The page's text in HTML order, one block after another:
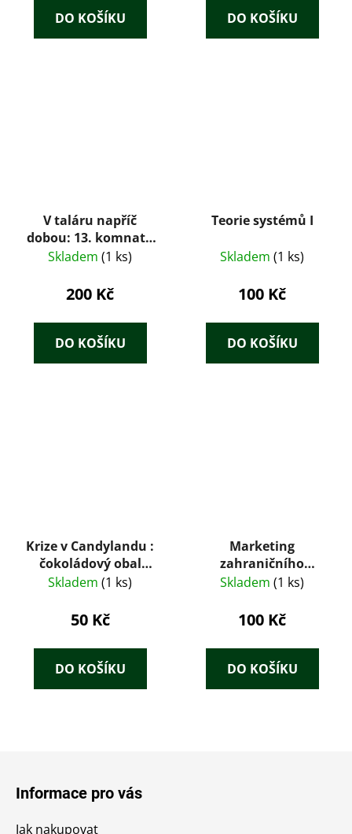
DO KOŠÍKU DO KOŠÍKU
V taláru napříč
dobou: 13. komnata
české justice
Skladem (1 ks)
200 Kč
DO KOŠÍKU
Teorie systémů I
Skladem (1 ks)
100 Kč
DO KOŠÍKU
Krize v Candylandu :
čokoládový obal
rodinného klanu
Skladem (1 ks)
50 Kč
DO KOŠÍKU
Marketing
zahraničního
obchodu : Manuál
Díl 1
Skladem (1 ks)
100 Kč
DO KOŠÍKU
Informace pro vás
Jak nakupovat